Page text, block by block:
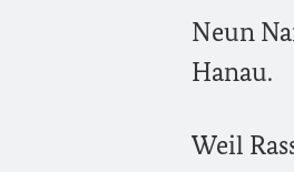
Neun
Hanau.
Weil